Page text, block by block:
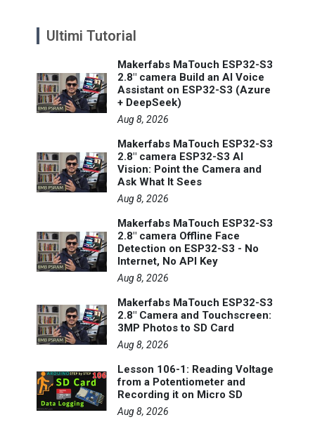
Ultimi Tutorial
Makerfabs MaTouch ESP32-S3
2.8" camera Build an AI Voice
Assistant on ESP32-S3 (Azure
+ DeepSeek)
Aug 8, 2026
Makerfabs MaTouch ESP32-S3
2.8" camera ESP32-S3 AI
Vision: Point the Camera and
Ask What It Sees
Aug 8, 2026
Makerfabs MaTouch ESP32-S3
2.8" camera Offline Face
Detection on ESP32-S3 - No
Internet, No API Key
Aug 8, 2026
Makerfabs MaTouch ESP32-S3
2.8" Camera and Touchscreen:
3MP Photos to SD Card
Aug 8, 2026
Lesson 106-1: Reading Voltage
from a Potentiometer and
Recording it on Micro SD
Aug 8, 2026